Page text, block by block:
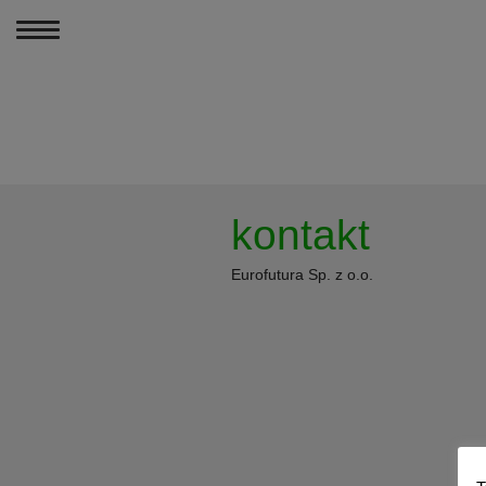
MENU
PORÓWNANIA
kontakt
Eurofutura Sp. z o.o.